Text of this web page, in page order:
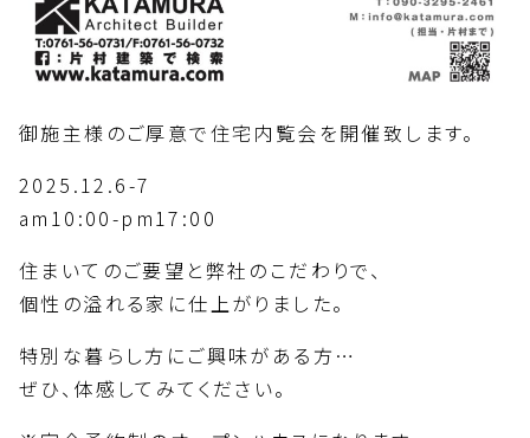
御施主様のご厚意で住宅内覧会を開催致します。
2025.12.6-7
am10:00-pm17:00
住まいてのご要望と弊社のこだわりで、
個性の溢れる家に仕上がりました。
特別な暮らし方にご興味がある方…
ぜひ、体感してみてください。